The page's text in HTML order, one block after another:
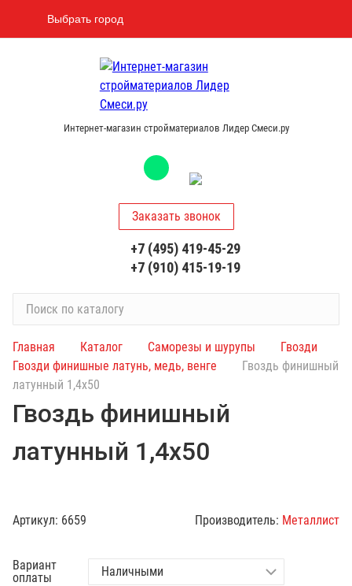
Выбрать город
Интернет-магазин стройматериалов Лидер Смеси.ру
и
с
а
о
у
Заказать звонок
+7 (495) 419-45-29
+7 (910) 415-19-19
Главная Каталог Саморезы и шурупы
Гвозди
Гвозди финишные латунь, медь, венге
Гвоздь финишный
латунный 1,4х50
Гвоздь финишный
латунный 1,4х50
Артикул: 6659 Производитель: Металлист
Вариант
оплаты